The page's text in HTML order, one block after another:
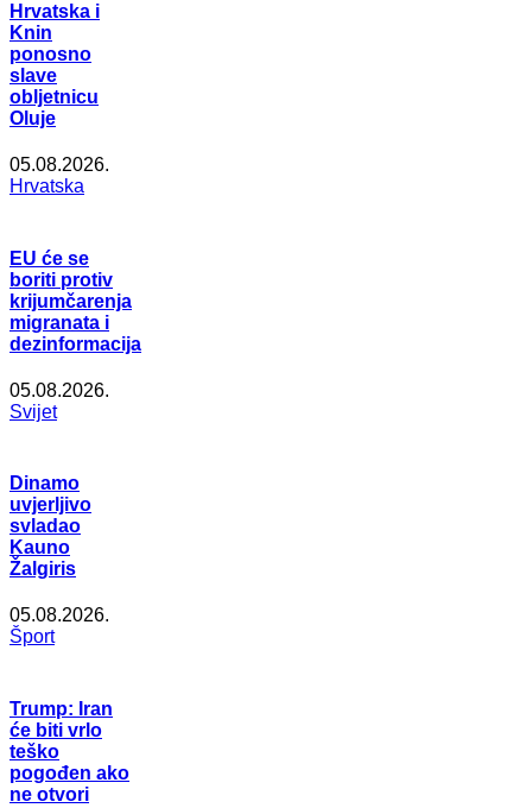
Hrvatska i
Knin
ponosno
slave
obljetnicu
Oluje
05.08.2026.
Hrvatska
EU će se
boriti protiv
krijumčarenja
migranata i
dezinformacija
05.08.2026.
Svijet
Dinamo
uvjerljivo
svladao
Kauno
Žalgiris
05.08.2026.
Šport
Trump: Iran
će biti vrlo
teško
pogođen ako
ne otvori